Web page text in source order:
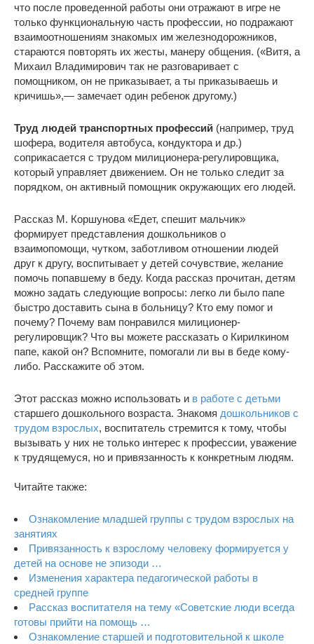
что после проведенной работы они отражают в игре не
только функциональную часть профессии, но подражают
взаимоотношениям знакомых им железнодорожников,
стараются повторять их жесты, манеру общения. («Витя, а
Михаил Владимирович так не разговаривает с
помощником, он не приказывает, а ты приказываешь и
кричишь»,— замечает один ребенок другому.)
Труд людей транспортных профессий (например, труд
шофера, водителя автобуса, кондуктора и др.)
соприкасается с трудом милиционера-регулировщика,
который управляет движением. Он не только следит за
порядком, он активный помощник окружающих его людей.
Рассказ М. Коршунова «Едет, спешит мальчик»
формирует представления дошкольников о
взаимопомощи, чутком, заботливом отношении людей
друг к другу, воспитывает у детей сочувствие, желание
помочь попавшему в беду. Когда рассказ прочитан, детям
можно задать следующие вопросы: легко ли было папе
быстро доставить сына в больницу? Кто ему помог и
почему? Почему вам понравился милиционер-
регулировщик? Что вы можете рассказать о Кирилкином
папе, какой он? Вспомните, помогали ли вы в беде кому-
либо. Расскажите об этом.
Этот рассказ можно использовать и в работе с детьми
старшего дошкольного возраста. Знакомя дошкольников с
трудом взрослых, воспитатель стремится к тому, чтобы
вызывать у них не только интерес к профессии, уважение
к трудящемуся, но и привязанность к конкретным людям.
Читайте также:
Ознакомление младшей группы с трудом взрослых на
занятиях
Привязанность к взрослому человеку формируется у
детей на основе не эпизоди …
Изменения характера педагогической работы в
средней группе
Рассказ воспитателя на тему «Советские люди всегда
готовы прийти на помощь …
Ознакомление старшей и подготовительной к школе